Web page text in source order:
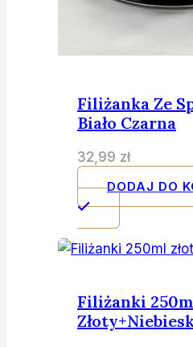
Filiżanka Ze
Biało Czarna
32,99 zł
DODAJ DO
Filiżanki